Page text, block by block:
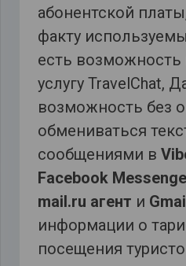
абонентской
факту
есть
услугу TravelChat,
возможность без
обмениваться
сообщениями в
Facebook
mail.ru агент и
информации о
посещения